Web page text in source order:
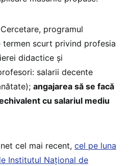
programul
termen scurt privind profesia
didactice și
salarii decente
angajarea să se facă
cu salariul mediu
cel mai recent, cel pe luna
Institutul Național de